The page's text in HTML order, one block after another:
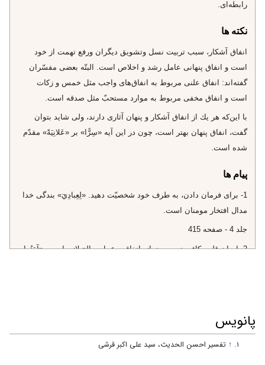
رابطه‌اى.
نکته ها
انفاق آشكار، سبب تربيت نسل وتشويق ديگران ورفع تهمت از خود
است و انفاق پنهانى عامل رشد و اخلاص است. البتّه بعضى مفسّران
گفته‌اند: انفاق علنى مربوط به انفاق‌هاى واجب مثل خمس و زكات
است و انفاق مخفى مربوط به موارد مستحبّ مثل صدقه است.
با اين‌كه هر يك از انفاق آشكار و پنهان آثارى دارند، ولى شايد بتوان
گفت، انفاق پنهان بهتر است، چون در اين آيه‌ «سِرًّا» بر «عَلانِيَةً» مقدّم
شده است.
پیام ها
1- براى فرمان دادن، به طرف خود شخصيّت دهيد. «لِعِبادِيَ» بندگى خدا
مدال افتخار مومنان است.
جلد 4 - صفحه 415
2- ايمان قلبى كافى نيست، نماز، انفاق و عمل صالح لازم است. «آمَنُوا
4- مورد انفاق، تنها مال نيست، از هر چه داريم بايد انفاق كنيم. (چه علم
و ثروت، چه آبرو و قدرت) «مِمَّا رَزَقْناهُمْ»
پانویس
↑ تفسیر احسن الحدیث، سید علی اکبر قرشی